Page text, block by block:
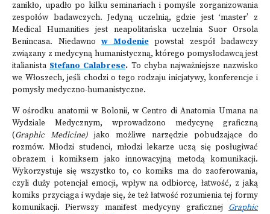
zanikło, upadło po kilku seminariach i pomyśle zorganizowania
zespołów badawczych. Jedyną uczelnią, gdzie jest ‘master’ z
Medical Humanities jest neapolitańska uczelnia Suor Orsola
Benincasa. Niedawno w Modeniepowstał zespół badawczy
związany z medycyną humanistyczną, którego pomysłodawcą jest
italianista Stefano Calabrese. To chyba najważniejsze nazwisko
we Włoszech, jeśli chodzi o tego rodzaju inicjatywy, konferencje i
pomysły medyczno-humanistyczne.
W ośrodku anatomii w Bolonii, w Centro di Anatomia Umana na
Wydziale Medycznym, wprowadzono medycynę graficzną
(Graphic Medicine) jako możliwe narzędzie pobudzające do
rozmów. Młodzi studenci, młodzi lekarze uczą się posługiwać
obrazem i komiksem jako innowacyjną metodą komunikacji.
Wykorzystuje się wszystko to, co komiks ma do zaoferowania,
czyli duży potencjał emocji, wpływ na odbiorcę, łatwość, z jaką
komiks przyciąga i wydaje się, że też łatwość rozumienia tej formy
komunikacji. Pierwszy manifest medycyny graficznej Graphic